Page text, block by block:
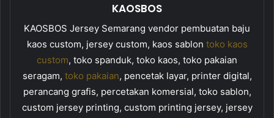
KAOSBOS
KAOSBOS Jersey Semarang vendor pembuatan baju
kaos custom, jersey custom, kaos sablon toko kaos
custom, toko spanduk, toko kaos, toko pakaian
seragam, toko pakaian, pencetak layar, printer digital,
perancang grafis, percetakan komersial, toko sablon,
custom jersey printing, custom printing jersey, jersey